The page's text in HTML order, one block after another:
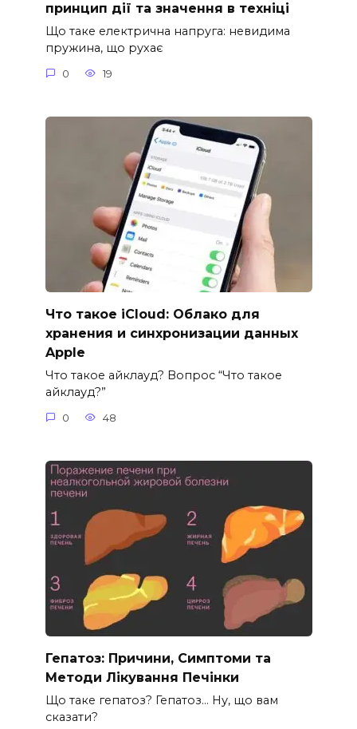
принцип дії та значення в техніці
Що таке електрична напруга: невидима
пружина, що рухає
0 19
Что такое iCloud: Облако для
хранения и синхронизации данных
Apple
Что такое айклауд? Вопрос “Что такое
айклауд?”
0 48
Гепатоз: Причини, Симптоми та
Методи Лікування Печінки
Що таке гепатоз? Гепатоз… Ну, що вам
сказати?